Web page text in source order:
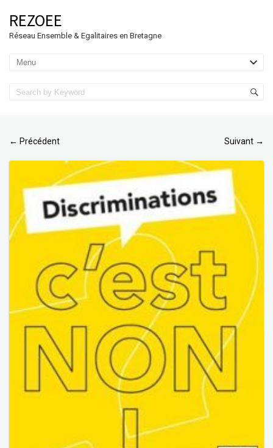
REZOEE
Réseau Ensemble & Egalitaires en Bretagne
← Précédent Suivant →